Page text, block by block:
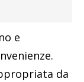
e
da